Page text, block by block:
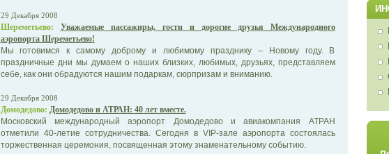
29 Декабря 2008
Шереметьево:
Уважаемые пассажиры, гости и дорогие друзья Международного
аэропорта Шереметьево!
Мы готовимся к самому доброму и любимому празднику – Новому году. В
праздничные дни мы думаем о наших близких, любимых, друзьях, представляем
себе, как они обрадуются нашим подаркам, сюрпризам и вниманию.
29 Декабря 2008
Домодедово: Домодедово и АТРАН: 40 лет вместе.
Московский международный аэропорт Домодедово и авиакомпания АТРАН
отметили 40-летие сотрудничества. Сегодня в VIP-зале аэропорта состоялась
торжественная церемония, посвященная этому знаменательному событию.